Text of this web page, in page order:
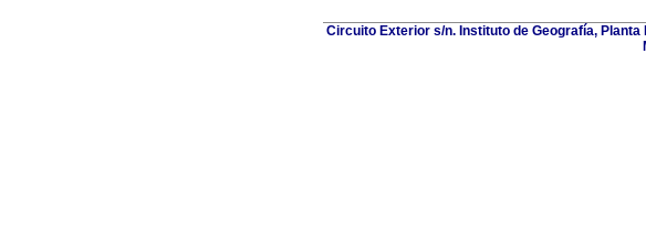
Circuito Exterior s/n. Instituto de Geografía,